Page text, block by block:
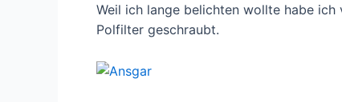
Weil ich lange belichten wollte habe
Polfilter geschraubt.